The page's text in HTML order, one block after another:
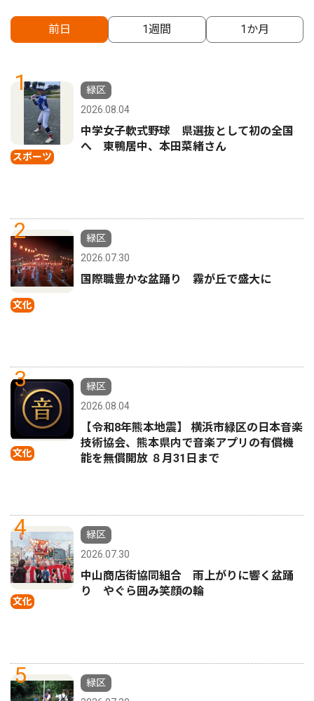
前日 1週間 1か月
1
スポーツ
緑区
2026.08.04
中学女子軟式野球 県選抜として初の全国
へ 東鴨居中、本田菜緒さん
2
文化
緑区
2026.07.30
国際職豊かな盆踊り 霧が丘で盛大に
3
文化
緑区
2026.08.04
【令和8年熊本地震】 横浜市緑区の日本音楽
技術協会、熊本県内で音楽アプリの有償機
能を無償開放 ８月31日まで
4
文化
緑区
2026.07.30
中山商店街協同組合 雨上がりに響く盆踊
り やぐら囲み笑顔の輪
5
緑区